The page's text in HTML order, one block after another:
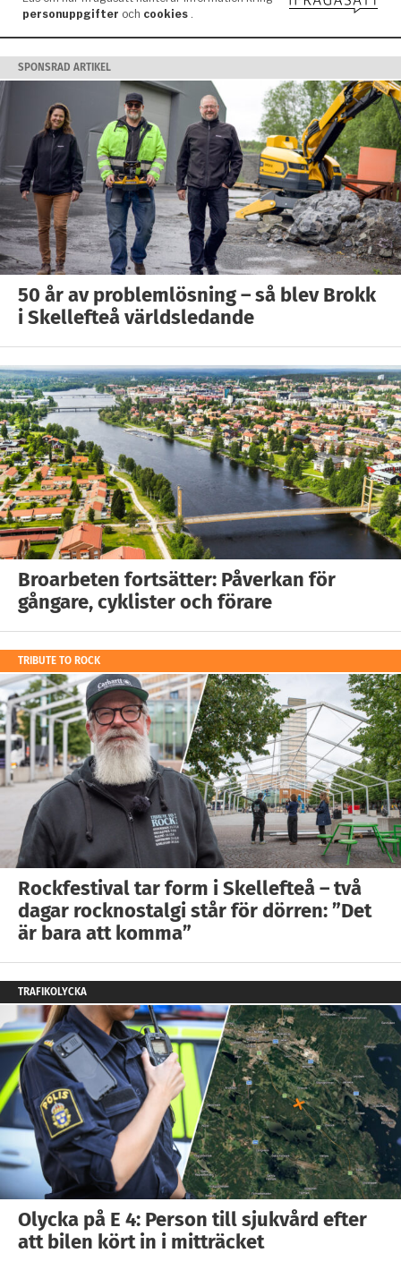
SPONSRAD ARTIKEL
50 år av problemlösning – så blev Brokk
i Skellefteå världsledande
Broarbeten fortsätter: Påverkan för
gångare, cyklister och förare
TRIBUTE TO ROCK
Rockfestival tar form i Skellefteå – två
dagar rocknostalgi står för dörren: ”Det
är bara att komma”
TRAFIKOLYCKA
Olycka på E 4: Person till sjukvård efter
att bilen kört in i mitträcket